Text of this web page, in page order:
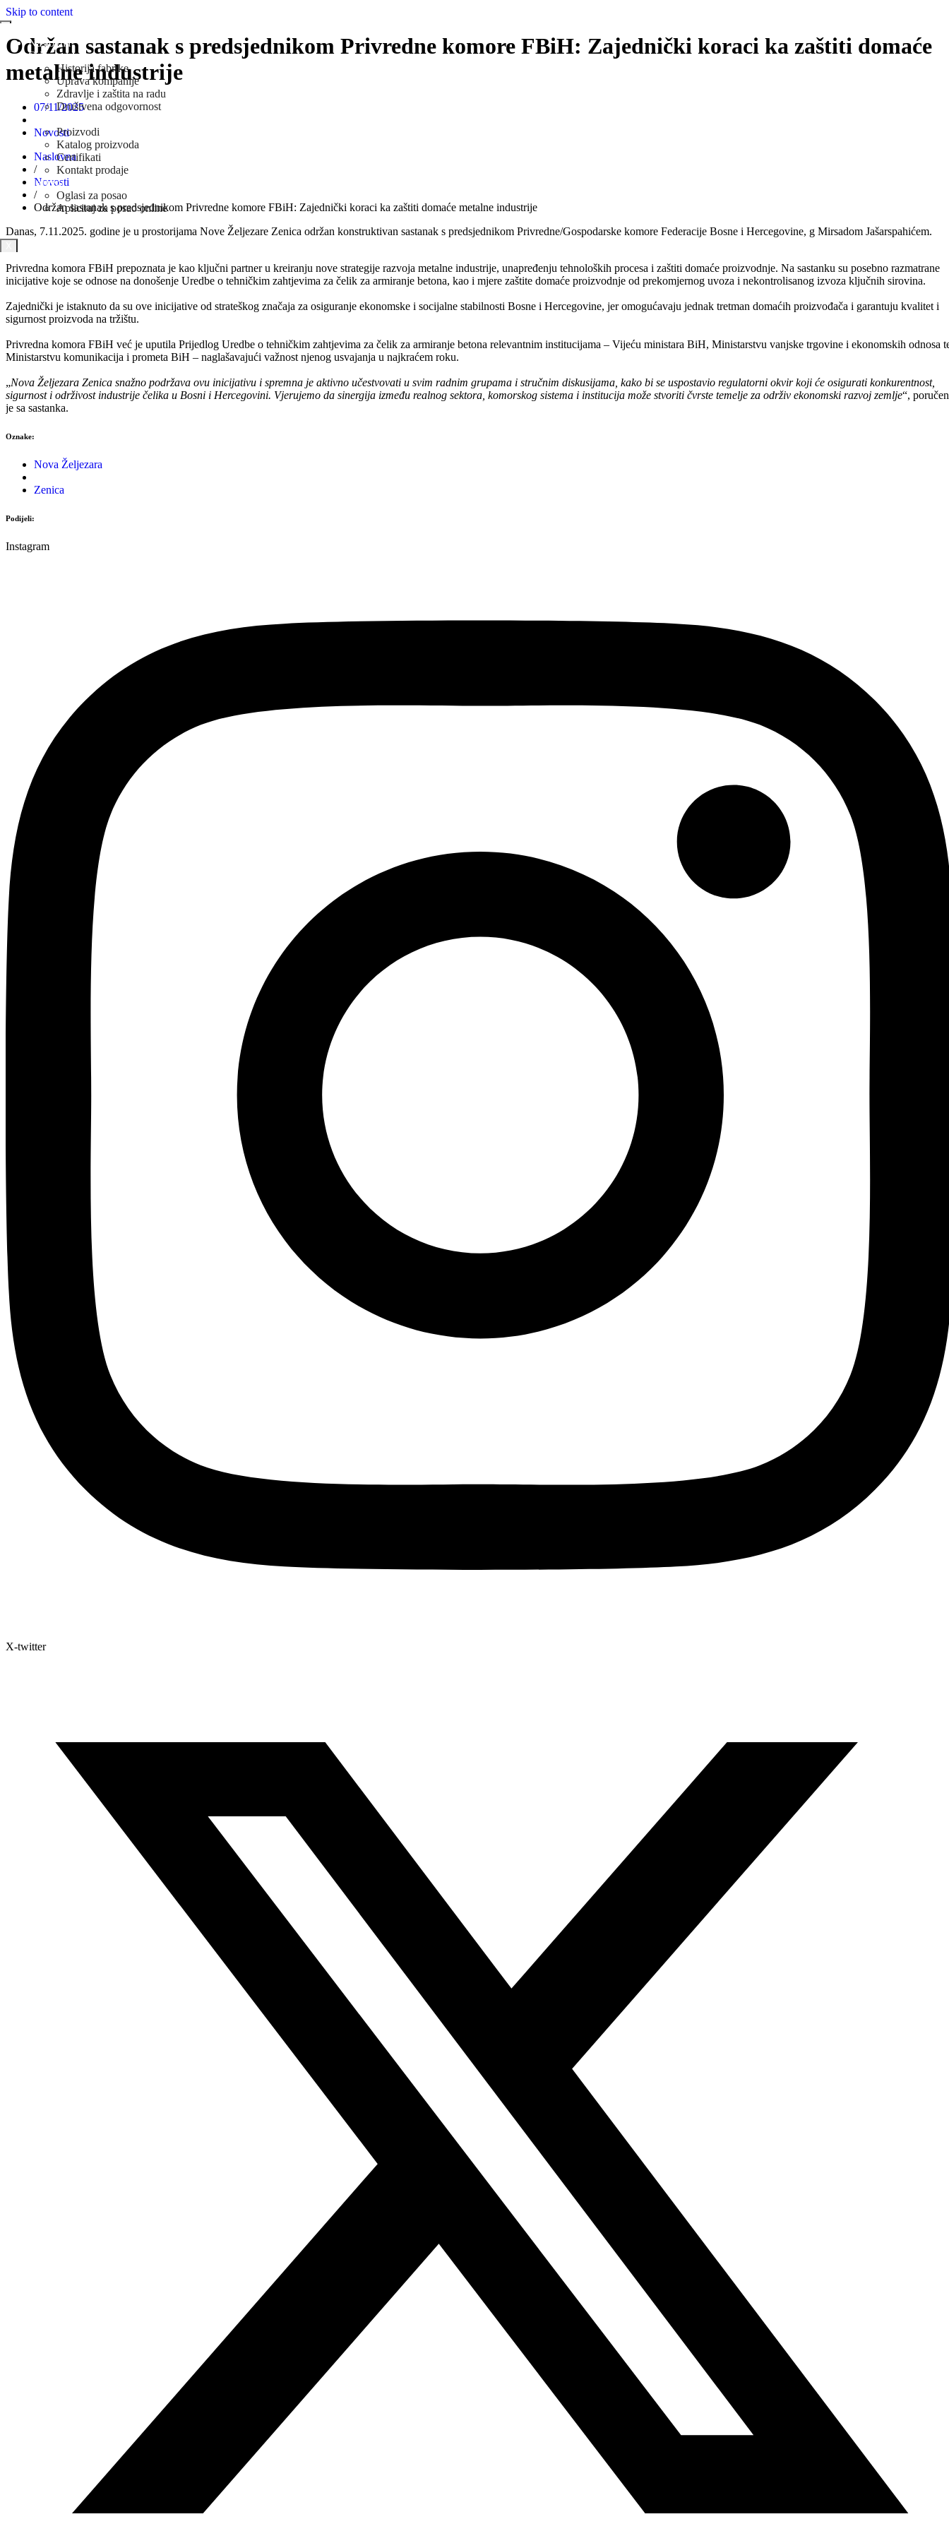
Skip to content
Naslovna
O Nama
Historija fabrike
Uprava kompanije
Zdravlje i zaštita na radu
Društvena odgovornost
Proizvodi
Katalog proizvoda
Certifikati
Kontakt prodaje
Karijera
Oglasi za posao
Apliciraj za posao online
Održan sastanak s predsjednikom Privredne komore FBiH: Zajednički koraci ka zaštiti domaće
metalne industrije
07/11/2025
Novosti
Naslovna
/
Novosti
/
Održan sastanak s predsjednikom Privredne komore FBiH: Zajednički koraci ka zaštiti domaće metalne industrije
Danas, 7.11.2025. godine je u prostorijama Nove Željezare Zenica održan konstruktivan sastanak s predsjednikom Privredne/Gospodarske komore Federacije Bosne i Hercegovine, g Mirsadom Jašarspahićem.
Privredna komora FBiH prepoznata je kao ključni partner u kreiranju nove strategije razvoja metalne industrije, unapređenju tehnoloških procesa i zaštiti domaće proizvodnje. Na sastanku su posebno razmatrane
inicijative koje se odnose na donošenje Uredbe o tehničkim zahtjevima za čelik za armiranje betona, kao i mjere zaštite domaće proizvodnje od prekomjernog uvoza i nekontrolisanog izvoza ključnih sirovina.
Zajednički je istaknuto da su ove inicijative od strateškog značaja za osiguranje ekonomske i socijalne stabilnosti Bosne i Hercegovine, jer omogućavaju jednak tretman domaćih proizvođača i garantuju kvalitet i
sigurnost proizvoda na tržištu.
Privredna komora FBiH već je uputila Prijedlog Uredbe o tehničkim zahtjevima za čelik za armiranje betona relevantnim institucijama – Vijeću ministara BiH, Ministarstvu vanjske trgovine i ekonomskih odnosa
Ministarstvu komunikacija i prometa BiH – naglašavajući važnost njenog usvajanja u najkraćem roku.
„Nova Željezara Zenica snažno podržava ovu inicijativu i spremna je aktivno učestvovati u svim radnim grupama i stručnim diskusijama, kako bi se uspostavio regulatorni okvir koji će osigurati konkurentnost,
sigurnost i održivost industrije čelika u Bosni i Hercegovini. Vjerujemo da sinergija između realnog sektora, komorskog sistema i institucija može stvoriti čvrste temelje za održiv ekonomski razvoj zemlje“,
je sa sastanka.
Oznake:
Nova Željezara
Zenica
Podijeli:
Instagram
X-twitter